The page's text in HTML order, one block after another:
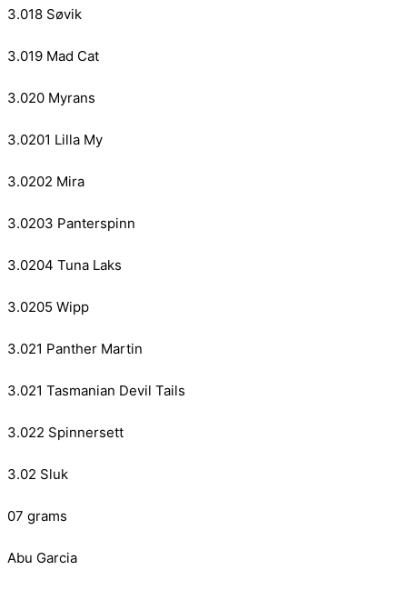
3.018 Søvik
3.019 Mad Cat
3.020 Myrans
3.0201 Lilla My
3.0202 Mira
3.0203 Panterspinn
3.0204 Tuna Laks
3.0205 Wipp
3.021 Panther Martin
3.021 Tasmanian Devil Tails
3.022 Spinnersett
3.02 Sluk
07 grams
Abu Garcia